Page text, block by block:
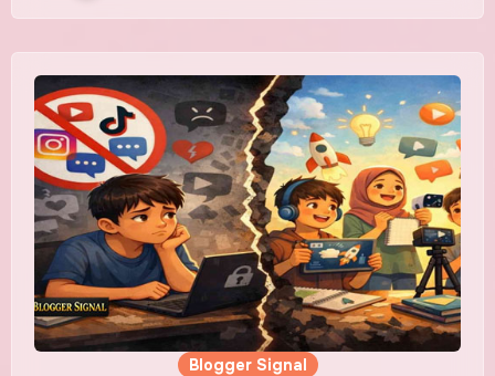
Blogger Signal